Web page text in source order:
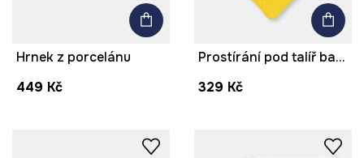
Hrnek z porcelánu
449 Kč
Prostírání pod talíř bavlněné
329 Kč